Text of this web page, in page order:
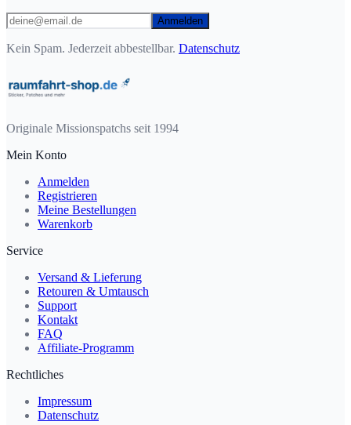
Anmelden
Kein Spam. Jederzeit abbestellbar. Datenschutz
Originale Missionspatchs seit 1994
Mein Konto
Anmelden
Registrieren
Meine Bestellungen
Warenkorb
Service
Versand & Lieferung
Retouren & Umtausch
Support
Kontakt
FAQ
Affiliate-Programm
Rechtliches
Impressum
Datenschutz